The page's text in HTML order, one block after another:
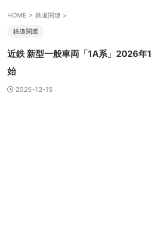
HOME > 鉄道関連 >
鉄道関連
近鉄 新型一般車両「1A系」2026年
始
2025-12-15